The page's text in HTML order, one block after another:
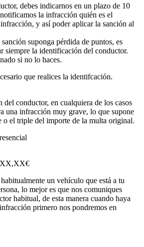
debes indicarnos en un plazo de 10
la infracción quién es el
y así poder aplicar la sanción al
suponga pérdida de puntos, es
siempre la identificación del conductor.
si no lo haces.
que realices la identifcación.
conductor, en cualquiera de los casos
una infracción muy grave, lo que supone
o el triple del importe de la multa original.
XX,XX€
un vehículo que está a tu
lo mejor es que nos comuniques
habitual, de esta manera cuando haya
primero nos pondremos en